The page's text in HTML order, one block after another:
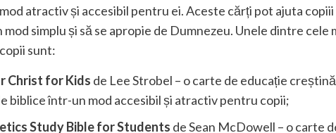
atractiv și accesibil pentru ei. Aceste cărți pot ajuta
simplu și să se apropie de Dumnezeu. Unele dintre cele
sunt:
Christ for Kids de Lee Strobel – o carte de educație
biblice într-un mod accesibil și atractiv pentru copii;
Study Bible for Students de Sean McDowell – o carte